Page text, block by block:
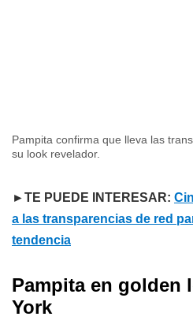
Pampita confirma que lleva las
su look revelador.
►TE PUEDE INTERESAR:
a las transparencias de red
tendencia
Pampita en golden
York